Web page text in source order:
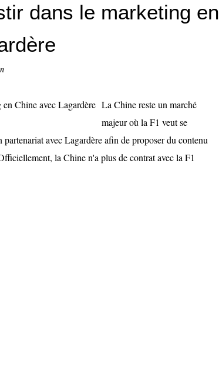
dans le marketing en
La Chine reste un marché
majeur où la F1 veut se
avec Lagardère afin de proposer du contenu
la Chine n'a plus de contrat avec la F1